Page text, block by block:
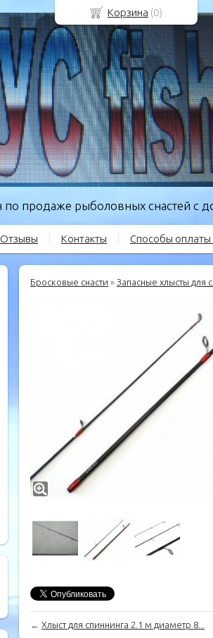
по продаже рыболовных снастей с
Отзывы Контакты Способы оплаты
Бросковые снасти » Запасные хлысты для
← Хлыст для спиннинга 2.1 м диаметр 8...
Корзина (0)